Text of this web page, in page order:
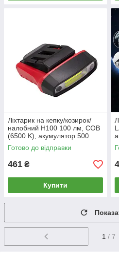
Ліхтарик на кепку/козирок/
налобний H100 100 лм, COB
(6500 K), акумулятор 500
мА·год, безконтактне
керування, USB
Готово до відправки
461 ₴
Купити
1 / 7